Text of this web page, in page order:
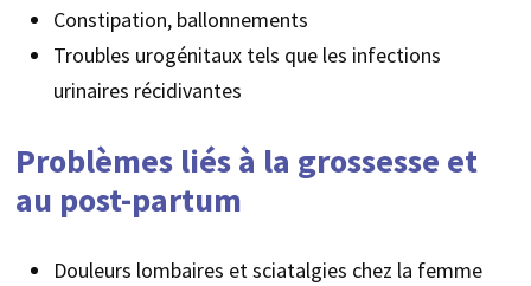
Constipation, ballonnements
Troubles urogénitaux tels que les infections
urinaires récidivantes
Problèmes liés à la grossesse et
au post-partum
Douleurs lombaires et sciatalgies chez la femme